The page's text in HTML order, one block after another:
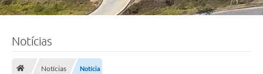
Notícias
Notícias Notícia
w
t